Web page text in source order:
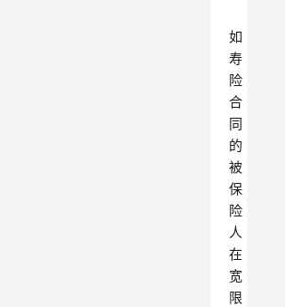
如
寿
险
合
同
的
被
保
险
人
在
宽
限